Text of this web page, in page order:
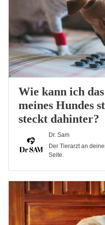
Wie kann ich
meines Hundes
steckt dahinter?
Dr. Sam
Der Tierarzt an
Seite.